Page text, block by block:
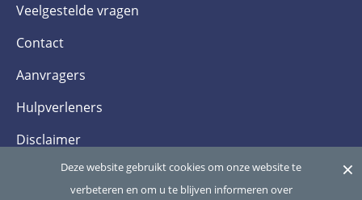
Veelgestelde­ vragen
Contact
Aanvragers
Hulpverleners
Disclaimer
Privacy- en cookieverklaring
Deze website gebruikt cookies om onze website te
verbeteren en om u te blijven informeren over
×